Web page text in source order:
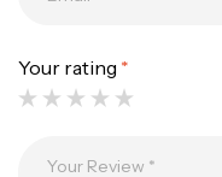
Your rating *
1.83m 120/250gr 30kg